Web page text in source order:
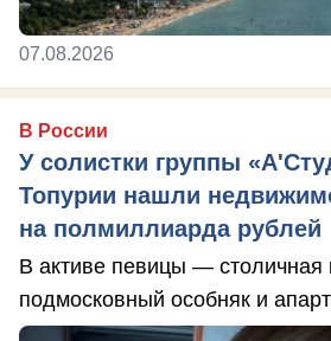
07.08.2026
В России
У солистки группы
Топурии нашли
на полмиллиарда рублей
В активе певицы — столичная
подмосковный особняк и